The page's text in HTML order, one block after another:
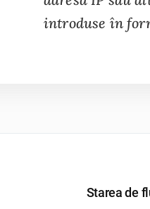
introduse în
Starea de